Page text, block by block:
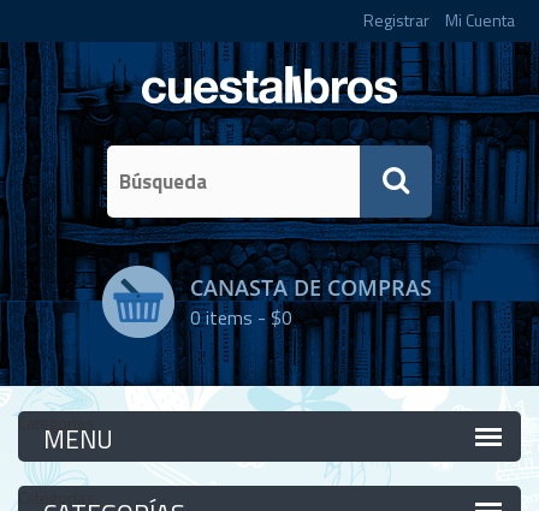
Registrar Mi Cuenta
CANASTA DE COMPRAS
0items -$0
Categorías
Categorías